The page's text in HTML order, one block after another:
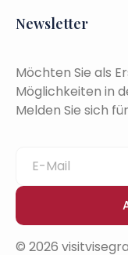
Newsletter
Möchten Sie als
Möglichkeiten in
Melden Sie sich
© 2026